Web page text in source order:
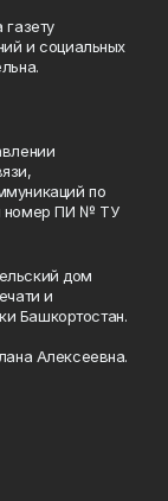
и социальных
по
номер ПИ № ТУ
дом
и
Башкортостан.
Алексеевна.